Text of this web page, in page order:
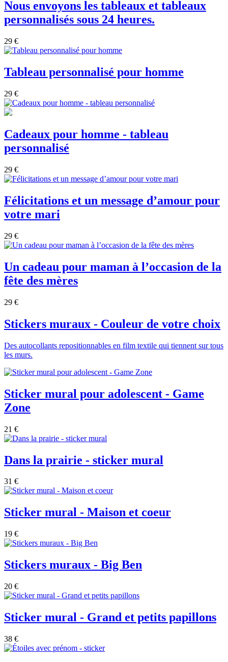
Nous envoyons les tableaux et tableaux
personnalisés sous 24 heures.
29 €
Tableau personnalisé pour homme
29 €
Cadeaux pour homme - tableau
personnalisé
29 €
Félicitations et un message d’amour pour
votre mari
29 €
Un cadeau pour maman à l’occasion de la
fête des mères
29 €
Stickers muraux - Couleur de votre choix
Des autocollants repositionnables en film textile qui tiennent sur tous
les murs.
Sticker mural pour adolescent - Game
Zone
21 €
Dans la prairie - sticker mural
31 €
Sticker mural - Maison et coeur
19 €
Stickers muraux - Big Ben
20 €
Sticker mural - Grand et petits papillons
38 €